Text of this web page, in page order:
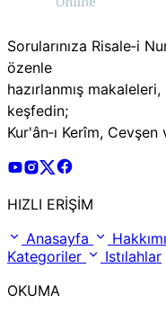
Sorularınıza Risale‑i
özenle
hazırlanmış
keşfedin;
Kur'ân‑ı Kerîm,
Risale Online Youtube
Risale Online
Risale Online X
HIZLI ERİŞİM
Anasayfa
Kategoriler
Istılahlar
OKUMA